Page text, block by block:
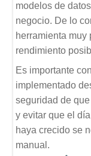
modelos de
negocio. De lo
herramienta muy
rendimiento
Es importante
implementado
seguridad de
y evitar que el
haya crecido se
manual.